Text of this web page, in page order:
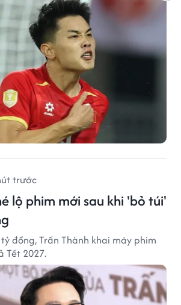
trước
lộ phim mới sau khi 'bỏ túi'
tỷ đồng, Trấn Thành khai máy phim
Tết 2027.